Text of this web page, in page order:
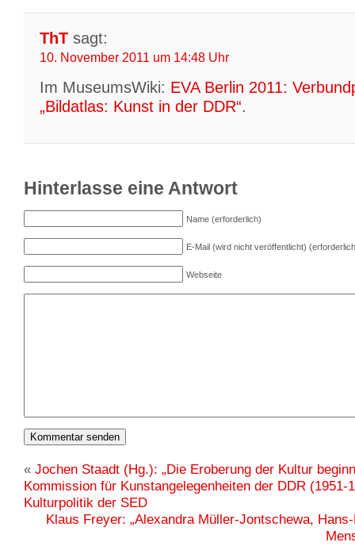
ThT sagt:
10. November 2011 um 14:48 Uhr
Im MuseumsWiki: EVA Berlin 2011:
„Bildatlas: Kunst in der DDR“.
Hinterlasse eine Antwort
Name (erforderlich)
E-Mail (wird nicht veröffentlicht)
Webseite
« Jochen Staadt (Hg.): „Die Eroberung der Kultur
Kommission für Kunstangelegenheiten der DDR (1951-
Kulturpolitik der SED
Klaus Freyer: „Alexandra Müller-Jontschewa,